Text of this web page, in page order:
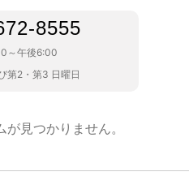
8555
～午後6:00
第2・第3 日曜日
見つかりません。